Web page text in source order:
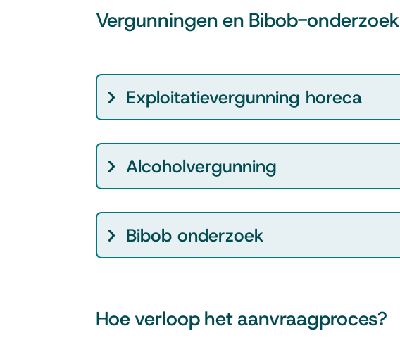
Vergunningen en Bibob-onderzoek
Exploitatievergunning horeca
Alcoholvergunning
Bibob onderzoek
Hoe verloop het aanvraagproces?